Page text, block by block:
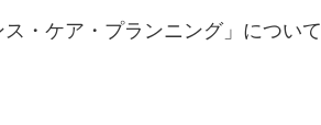
ケア・プランニング」について